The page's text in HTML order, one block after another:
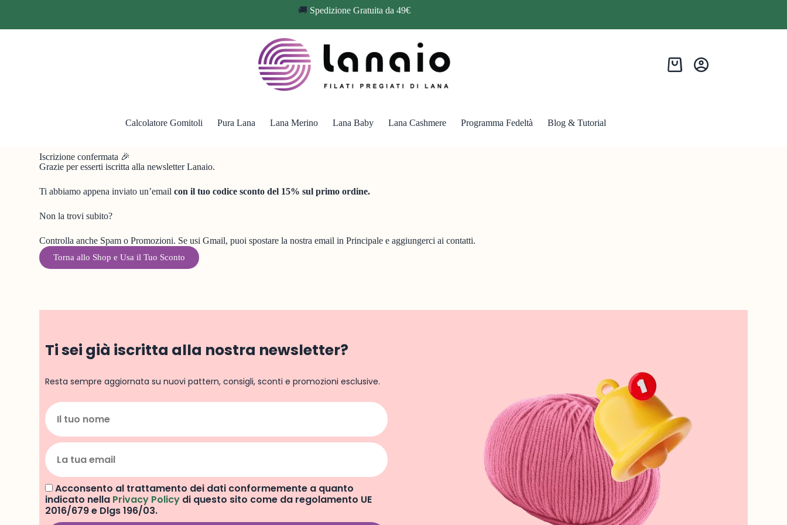
🚚 Spedizione Gratuita da 49€
Calcolatore Gomitoli Pura Lana Lana Merino Lana Baby Lana Cashmere Programma Fedeltà Blog & Tutorial
Iscrizione confermata 🎉
Grazie per esserti iscritta alla newsletter Lanaio.
Ti abbiamo appena inviato un’emailcon il tuo codice sconto del 15% sul primo ordine.
Non la trovi subito?
Controlla anche Spam o Promozioni. Se usi Gmail, puoi spostare la nostra email in Principale e aggiungerci ai contatti.
Torna allo Shop e Usa il Tuo Sconto
Ti sei già iscritta alla nostra newsletter?
Resta sempre aggiornata su nuovi pattern, consigli, sconti e promozioni esclusive.
Acconsento al trattamento dei dati conformemente a quanto
indicato nella Privacy Policy di questo sito come da regolamento UE
2016/679 e Dlgs 196/03.